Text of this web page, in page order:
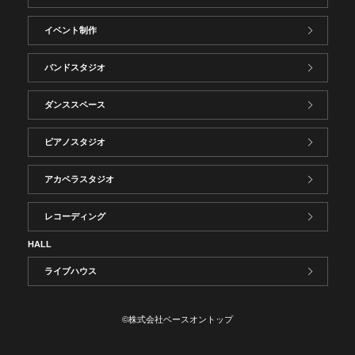
イベント制作
バンドスタジオ
ダンススペース
ピアノスタジオ
アカペラスタジオ
レコーディング
HALL
ライブハウス
©株式会社ベースオントップ